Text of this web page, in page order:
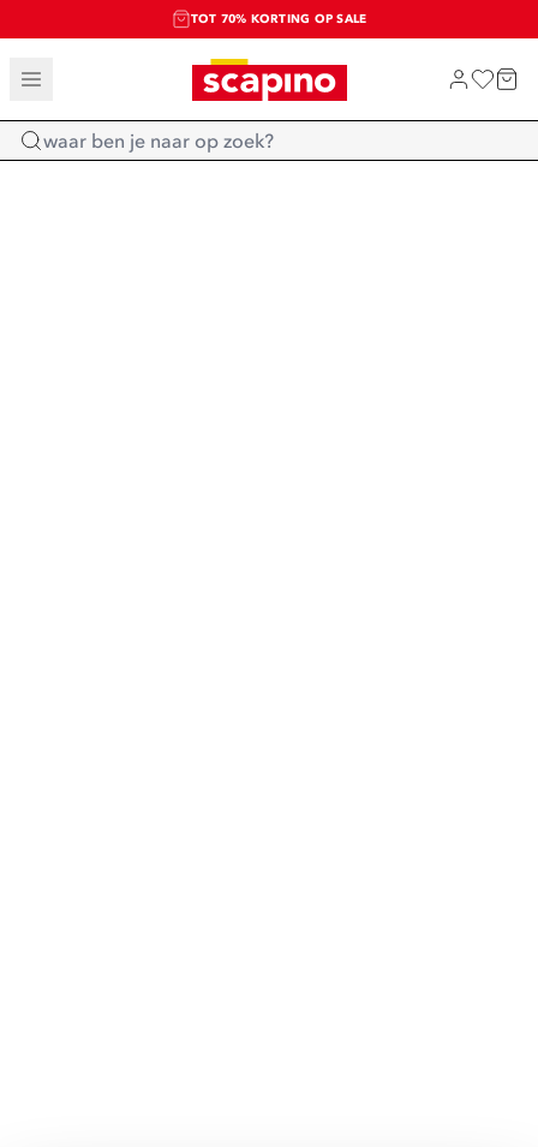
TOT 70% KORTING OP SALE
SALE: LAATSTE KANS!
SHOP NIEUW
Home